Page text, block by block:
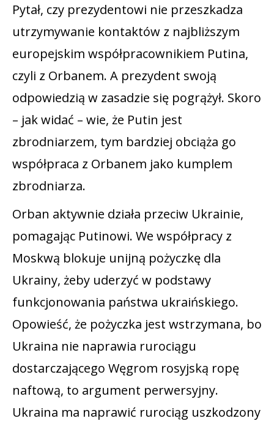
Pytał, czy prezydentowi nie przeszkadza
utrzymywanie kontaktów z najbliższym
europejskim współpracownikiem Putina,
czyli z Orbanem. A prezydent swoją
odpowiedzią w zasadzie się pogrążył. Skoro
– jak widać – wie, że Putin jest
zbrodniarzem, tym bardziej obciąża go
współpraca z Orbanem jako kumplem
zbrodniarza.
Orban aktywnie działa przeciw Ukrainie,
pomagając Putinowi. We współpracy z
Moskwą blokuje unijną pożyczkę dla
Ukrainy, żeby uderzyć w podstawy
funkcjonowania państwa ukraińskiego.
Opowieść, że pożyczka jest wstrzymana, bo
Ukraina nie naprawia rurociągu
dostarczającego Węgrom rosyjską ropę
naftową, to argument perwersyjny.
Ukraina ma naprawić rurociąg uszkodzony